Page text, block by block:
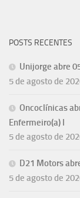
POSTS RECENTES
Unijorge abre
5 de agosto de
Oncoclínicas
Enfermeiro(a) I
5 de agosto de
D21 Motors
5 de agosto de